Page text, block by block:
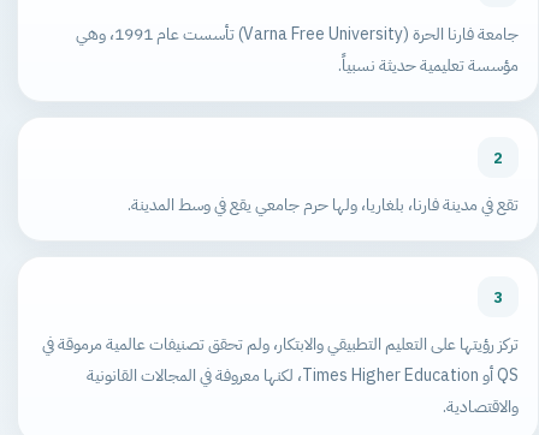
جامعة فارنا الحرة (Varna Free University) تأسست عام 1991، وهي
مؤسسة تعليمية حديثة نسبياً.
2
تقع في مدينة فارنا، بلغاريا، ولها حرم جامعي يقع في وسط المدينة.
3
تركز رؤيتها على التعليم التطبيقي والابتكار، ولم تحقق تصنيفات عالمية مرموقة في
QS أو Times Higher Education، لكنها معروفة في المجالات القانونية
والاقتصادية.